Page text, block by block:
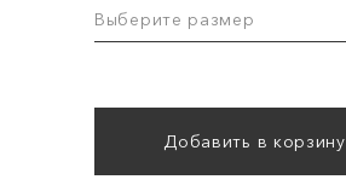
Выберите размер
Добавить в корзину